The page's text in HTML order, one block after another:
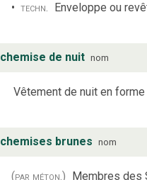
techn. Enveloppe ou
chemise de nuit nom
Vêtement de nuit en forme
chemises brunes nom
(par méton.) Membres des